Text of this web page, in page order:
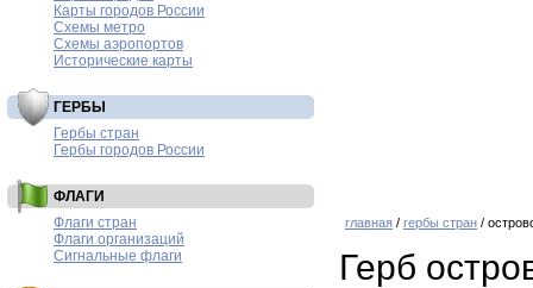
Карты городов России
Схемы метро
Схемы аэропортов
Исторические карты
ГЕРБЫ
Гербы стран
Гербы городов России
ФЛАГИ
Флаги стран
Флаги организаций
Сигнальные флаги
главная / гербы стран /
Герб